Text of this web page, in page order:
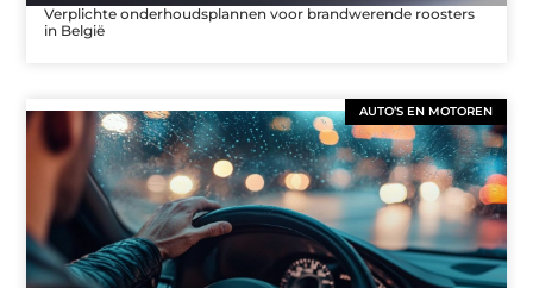
Verplichte onderhoudsplannen voor brandwerende roosters
in België
AUTO’S EN MOTOREN